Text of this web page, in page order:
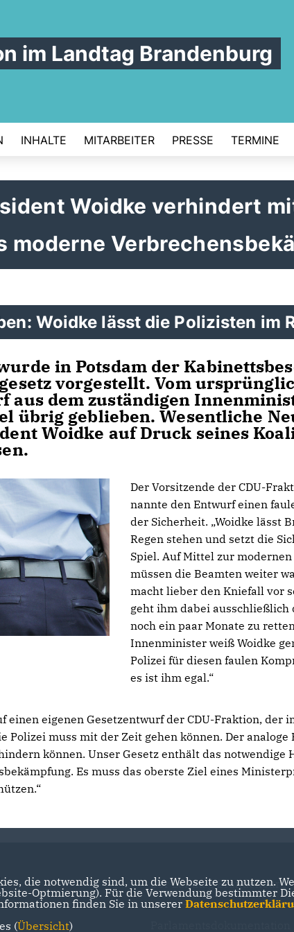
im Landtag Brandenburg
INHALTE MITARBEITER PRESSE TERMINE
Woidke verhindert
moderne
Woidke lässt die Polizisten im
in Potsdam der
vorgestellt. Vom
aus dem zuständigen
übrig geblieben. Wesentliche
Woidke auf Druck seines
Der Vorsitzende der CDU-
nannte den Entwurf einen
der Sicherheit. „Woidke lässt
Regen stehen und setzt die
Spiel. Auf Mittel zur
müssen die Beamten weiter
macht lieber den Kniefall vor
geht ihm dabei
noch ein paar Monate zu
Innenminister weiß Woidke
Polizei für diesen faulen
es ist ihm egal.“
einen eigenen Gesetzentwurf der CDU-Fraktion, der
Polizei muss mit der Zeit gehen können. Der
können. Unser Gesetz enthält das notwendige
Es muss das oberste Ziel eines
Der Landtag Brandenburg
die notwendig sind, um die Webseite zu nutzen.
Optmierung). Für die Verwendung bestimmter
finden Sie in unserer
(Übersicht)